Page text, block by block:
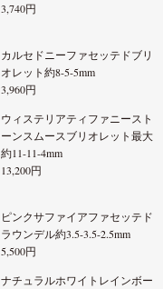
3,740円
カルセドニーファセッテドブリ
オレット約8-5-5mm
3,960円
ウィステリアティファニースト
ーンスムースブリオレット最大
約11-11-4mm
13,200円
ピンクサファイアファセッテド
ラウンデル約3.5-3.5-2.5mm
5,500円
ナチュラルホワイトレインボー